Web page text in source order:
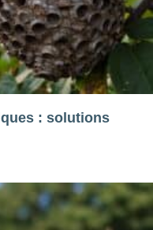
: solutions